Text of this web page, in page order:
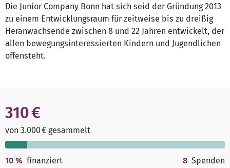
Die Junior Company Bonn hat sich seid der Gründung 2013
zu einem Entwicklungsraum für zeitweise bis zu dreißig
Heranwachsende zwischen 8 und 22 Jahren entwickelt, der
allen bewegungsinteressierten Kindern und Jugendlichen
offensteht.
310 €
von 3.000 € gesammelt
10 % finanziert 8 Spenden